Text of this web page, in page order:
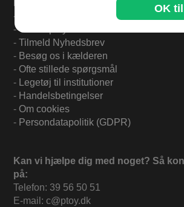
-
-Om Captoy-familien
- Tilmeld Nyhedsbrev
- Besøg os i kælderen
- Ofte stillede spørgsmål
- Legetøj til institutioner
- Handelsbetingelser
- Om cookies
- Persondatapolitik (GDPR)
Kan vi hjælpe dig med noget? Så
på:
Telefon: 39 56 50 51
E-mail: c@ptoy.dk
OK